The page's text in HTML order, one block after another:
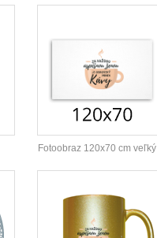
Fotoobraz 120x70 cm veľký